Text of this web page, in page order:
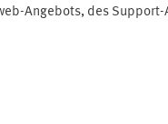
Angebots, des